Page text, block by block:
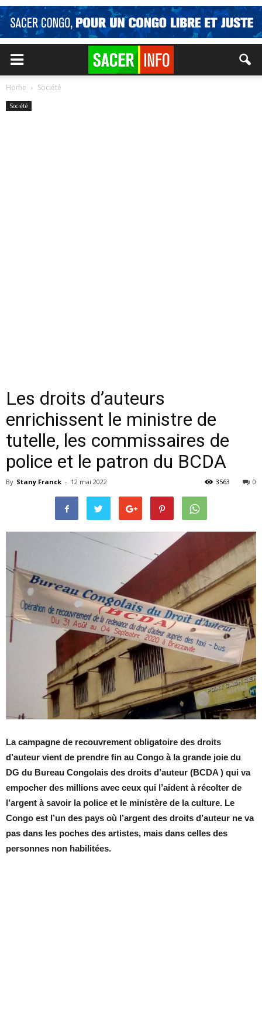
Home Société
Société
Les droits d’auteurs
enrichissent le ministre de
tutelle, les commissaires de
police et le patron du BCDA
By Stany Franck - 12 mai 2022 0
3563
La campagne de recouvrement obligatoire des droits
d’auteur vient de prendre fin au Congo à la grande joie du
DG du Bureau Congolais des droits d’auteur (BCDA ) qui va
empocher des millions avec ceux qui l’aident à récolter de
l’argent à savoir la police et le ministère de la culture. Le
Congo est l’un des pays où l’argent des droits d’auteur ne va
pas dans les poches des artistes, mais dans celles des
personnes non habilitées.